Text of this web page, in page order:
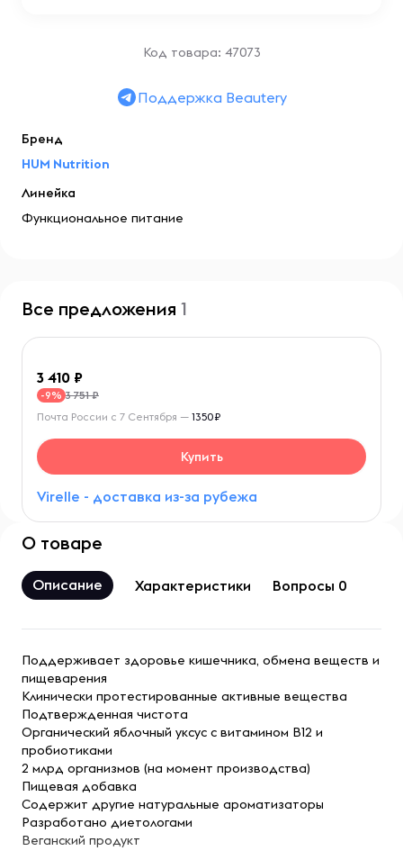
Код товара: 47073
Поддержка Beautery
Бренд
HUM Nutrition
Линейка
Функциональное питание
Все предложения 1
3 410
-9% 3 751 ₽
Virelle - доставка из-за рубежа
Почта России с 7 Сентября — 1350₽
Купить
О товаре
Описание Характеристики Вопросы 0
Поддерживает здоровье кишечника, обмена веществ и
пищеварения
Клинически протестированные активные вещества
Подтвержденная чистота
Органический яблочный уксус с витамином B12 и
пробиотиками
2 млрд организмов (на момент производства)
Пищевая добавка
Содержит другие натуральные ароматизаторы
Разработано диетологами
Веганский продукт